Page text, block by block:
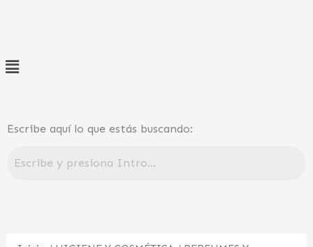
Menú
Escribe aquí lo que estás buscando: